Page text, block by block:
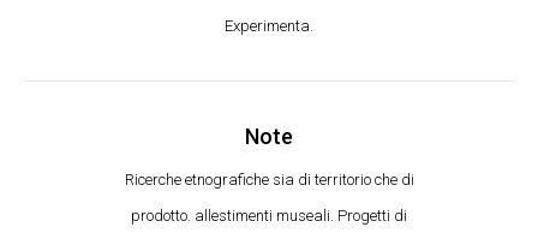
Experimenta.
Note
Ricerche etnografiche sia di territorio che di
prodotto. allestimenti museali. Progetti di